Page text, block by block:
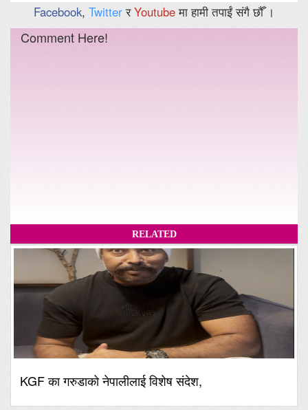
Facebook, TwitterरYoutubeमा हामी तपाईं संगै छौँ ।
Comment Here!
RELATED
KGF का गरुडाको नेपालीलाई विशेष संदेश,